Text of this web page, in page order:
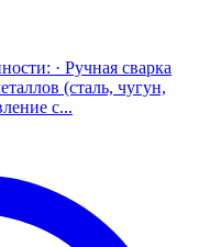
· Ручная сварка
(сталь, чугун,
с...